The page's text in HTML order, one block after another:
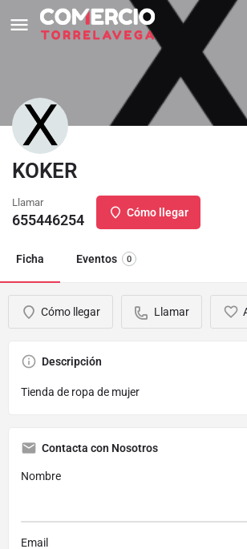
KOKER
Llamar
655446254 Cómo llegar
Ficha Eventos 0
Cómo llegar Llamar
Descripción
Tienda de ropa de mujer
Contacta con Nosotros
Nombre
Email